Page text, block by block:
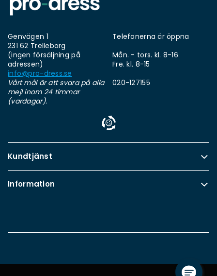
Genvägen 1
231 62 Trelleborg
(ingen försäljning på
adressen)
info@pro-dress.se
Vårt mål är att svara på alla
mejl inom 24 timmar
(vardagar).
Telefonerna är öppna
Mån. - tors. kl. 8-16
Fre. kl. 8-15
020-127155
Kundtjänst
Information